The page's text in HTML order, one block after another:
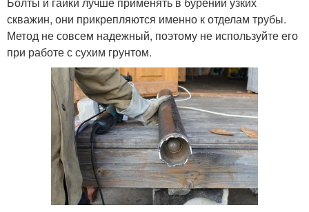
скважин, они прикрепляются именно к отделам трубы.
Метод не совсем надежный, поэтому не используйте его
при работе с сухим грунтом.